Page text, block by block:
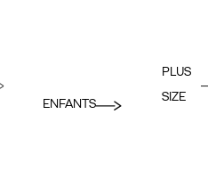
ENFANTS
PLUS
SIZE